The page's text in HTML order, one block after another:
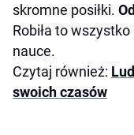
skromne posiłki.
Robiła to
nauce.
Czytaj również:
swoich czasów